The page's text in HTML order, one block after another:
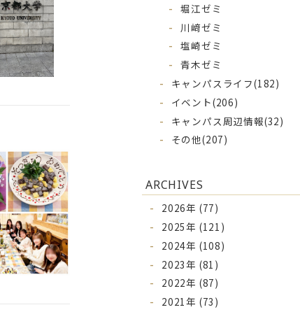
堀江ゼミ
川﨑ゼミ
塩崎ゼミ
青木ゼミ
キャンパスライフ(182)
イベント(206)
キャンパス周辺情報(32)
その他(207)
ARCHIVES
2026年 (77)
2025年 (121)
2024年 (108)
2023年 (81)
2022年 (87)
2021年 (73)